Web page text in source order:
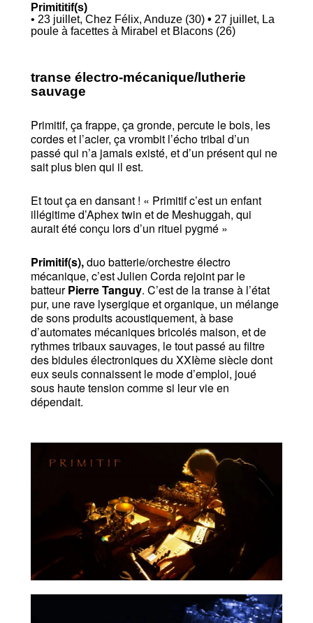
Primititif(s)
• 23 juillet, Chez Félix, Anduze (30)• 27 juillet, La
poule à facettes à Mirabel et Blacons (26)
transe électro-mécanique/lutherie
sauvage
Primitif, ça frappe, ça gronde, percute le bois, les
cordes et l’acier, ça vrombit l’écho tribal d’un
passé qui n’a jamais existé, et d’un présent qui ne
sait plus bien qui il est.
Et tout ça en dansant ! « Primitif c’est un enfant
illégitime d’Aphex twin et de Meshuggah, qui
aurait été conçu lors d’un rituel pygmé »
Primitif(s),duo batterie/orchestre électro
mécanique, c’est Julien Corda rejoint par le
batteurPierre Tanguy. C’est de la transe à l’état
pur, une rave lysergique et organique, un mélange
de sons produits acoustiquement, à base
d’automates mécaniques bricolés maison, et de
rythmes tribaux sauvages, le tout passé au filtre
des bidules électroniques du XXIème siècle dont
eux seuls connaissent le mode d’emploi, joué
sous haute tension comme si leur vie en
dépendait.